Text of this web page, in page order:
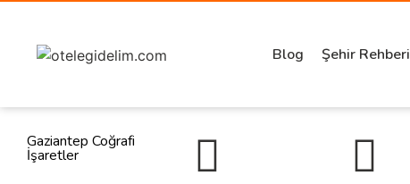
Blog Şehir Rehberi
Gaziantep Coğrafi
İşaretler